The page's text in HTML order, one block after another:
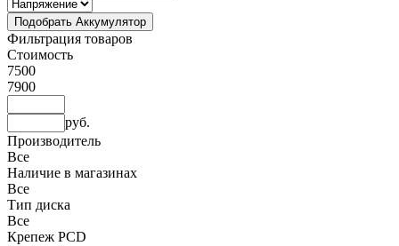
Подобрать Аккумулятор
Фильтрация товаров
Стоимость
7500
7900
руб.
Производитель
Все
Наличие в магазинах
Все
Тип диска
Все
Крепеж PCD